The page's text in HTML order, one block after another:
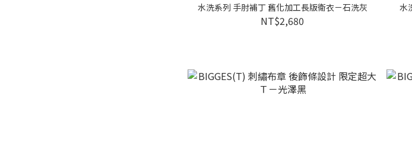
水洗系列 手肘補丁 舊化加工長版衛衣－石洗灰
NT$2,680
水